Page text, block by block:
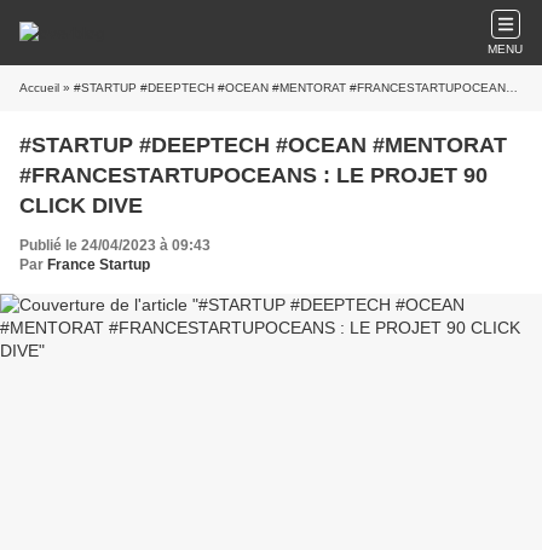
MENU
Accueil » #STARTUP #DEEPTECH #OCEAN #MENTORAT #FRANCESTARTUPOCEANS : LE PROJET 90 CLICK DIVE
#STARTUP #DEEPTECH #OCEAN #MENTORAT
#FRANCESTARTUPOCEANS : LE PROJET 90
CLICK DIVE
Publié le 24/04/2023 à 09:43
Par France Startup